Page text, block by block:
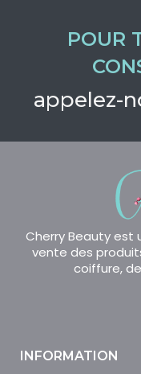
POUR
appelez-
Cherry Beauty est
vente des
coiffure,
INFORMATION